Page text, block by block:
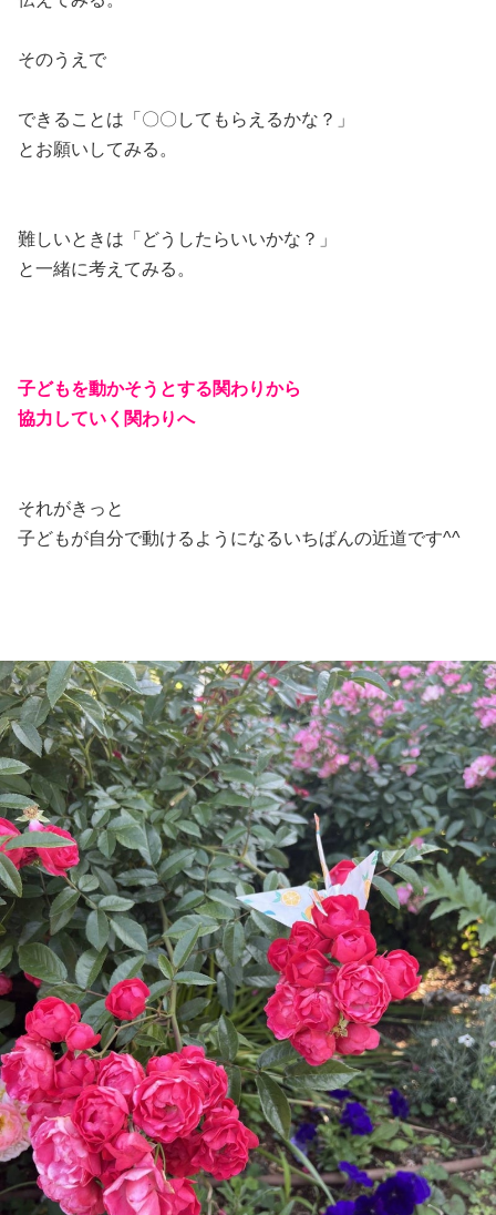
そのうえで
できることは「〇〇してもらえるかな？」
とお願いしてみる。
難しいときは「どうしたらいいかな？」
と一緒に考えてみる。
子どもを動かそうとする関わりから
協力していく関わりへ
それがきっと
子どもが自分で動けるようになるいちばんの近道です^^